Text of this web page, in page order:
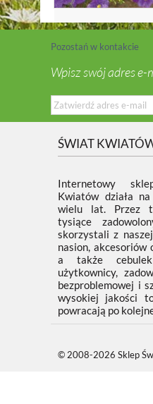
Pozostań w kontakcie
Wpisz swój adres e-
ŚWIAT
Internetowy
Kwiatów działa
wielu lat. Przez
tysiące
skorzystali z
nasion, akcesoriów
a także
użytkownicy,
bezproblemowej i
wysokiej jakości
powracają po
© 2008-2026 Sklep